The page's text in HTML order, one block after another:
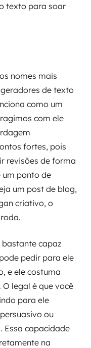
texto para soar
nomes mais
de texto
como um
com ele
fortes, pois
revisões de forma
um ponto de
um post de blog,
criativo, o
capaz
pedir para ele
e ele costuma
legal é que você
para ele
ou
Essa capacidade
na